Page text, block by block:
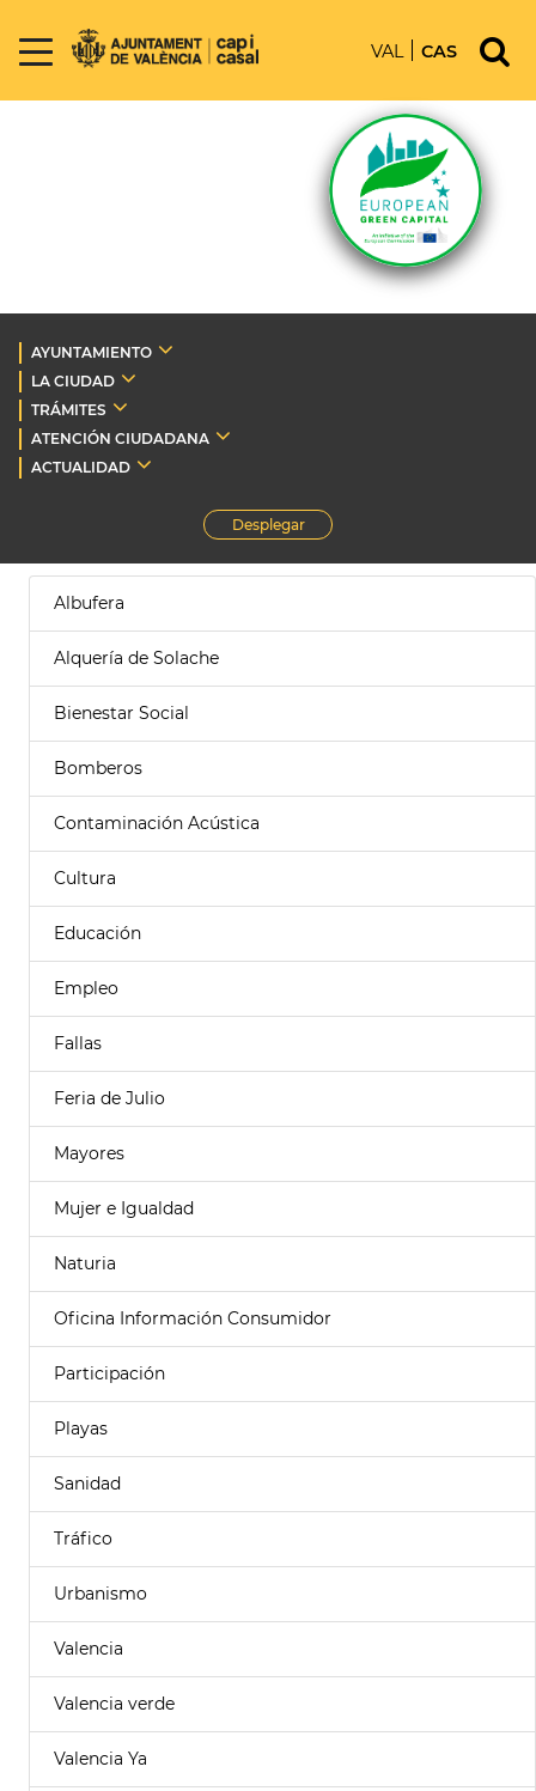
VAL CAS
AYUNTAMIENTO
LA CIUDAD
TRÁMITES
ATENCIÓN CIUDADANA
ACTUALIDAD
Desplegar
Albufera
Alquería de Solache
Bienestar Social
Bomberos
Contaminación Acústica
Cultura
Educación
Empleo
Fallas
Feria de Julio
Mayores
Mujer e Igualdad
Naturia
Oficina Información Consumidor
Participación
Playas
Sanidad
Tráfico
Urbanismo
Valencia
Valencia verde
Valencia Ya